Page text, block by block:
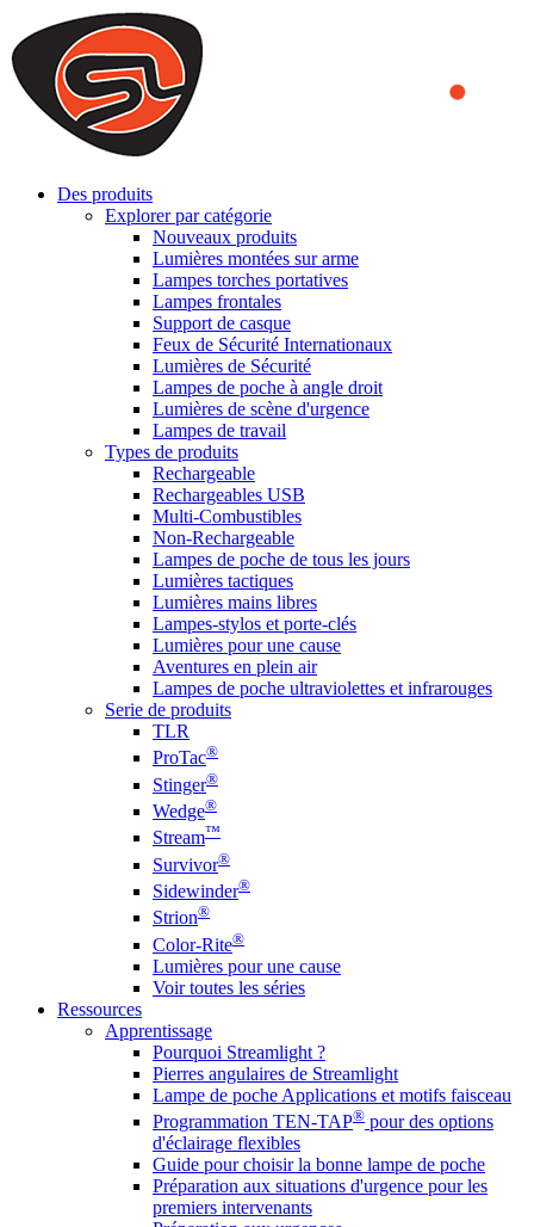
We use cookies to ensure that we provide you the best experience
on our website. By continuing to browse this website, you accept
that cookies are used to help us analyze how the website is used and
to offer you a better experience. To learn more or to find out how
you can disable cookies, you can access our
Des produits
Explorer par catégorie
Nouveaux produits
Lumières montées sur arme
Lampes torches portatives
Lampes frontales
Support de casque
Feux de Sécurité Internationaux
Lumières de Sécurité
Lampes de poche à angle droit
Lumières de scène d'urgence
Lampes de travail
Types de produits
Rechargeable
Rechargeables USB
Multi-Combustibles
Non-Rechargeable
Lampes de poche de tous les jours
Lumières tactiques
Lumières mains libres
Lampes-stylos et porte-clés
Lumières pour une cause
Aventures en plein air
Lampes de poche ultraviolettes et infrarouges
Serie de produits
TLR
ProTac®
Stinger®
Wedge®
Stream™
Survivor®
Sidewinder®
Strion®
Color-Rite®
Lumières pour une cause
Voir toutes les séries
Ressources
Apprentissage
Pourquoi Streamlight ?
Pierres angulaires de Streamlight
Lampe de poche Applications et motifs faisceau
Programmation TEN-TAP® pour des options
d'éclairage flexibles
Guide pour choisir la bonne lampe de poche
Préparation aux situations d'urgence pour les
premiers intervenants